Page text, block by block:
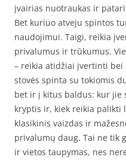
įvairias nuotraukas ir
Bet kuriuo atveju spintos
naudojimui. Taigi, reikia
privalumus ir trūkumus.
– reikia atidžiai įvertinti
stovės spinta su tokiomis
bet ir į kitus baldus: kur jie
kryptis ir, kiek reikia palikti
klasikinis vaizdas ir
privalumų daug. Tai ne tik
ir vietos taupymas, nes